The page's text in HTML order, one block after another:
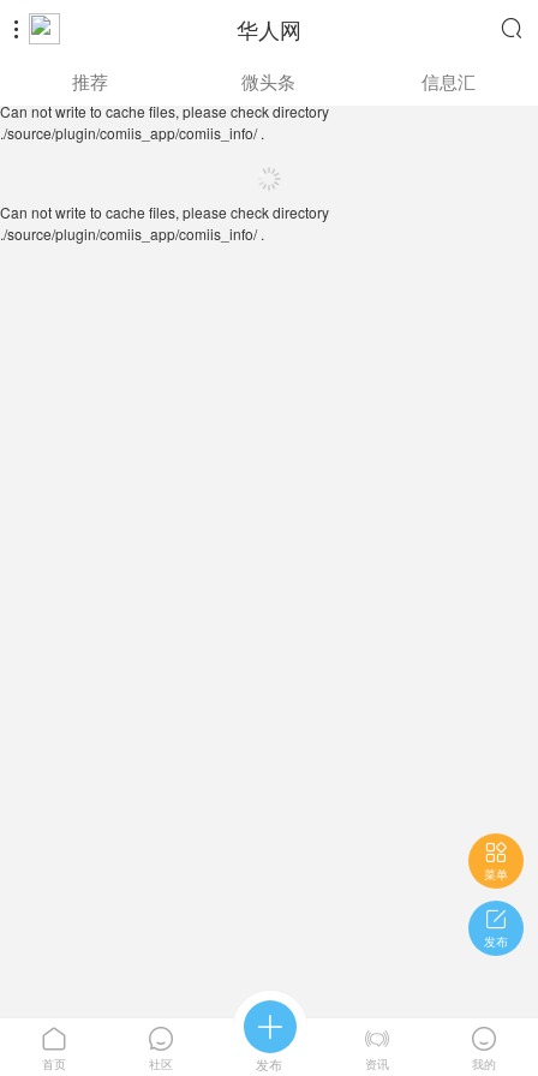
 华人网 
./source/plugin/comiis_app/comiis_info/ .
推荐 微头条 信息汇
Can not write to cache files, please check directory
./source/plugin/comiis_app/comiis_info/ .

菜单

发布

首页

社区

发布

资讯

我的
Can not write to cache files, please check directory
./source/plugin/comiis_app/comiis_info/ .